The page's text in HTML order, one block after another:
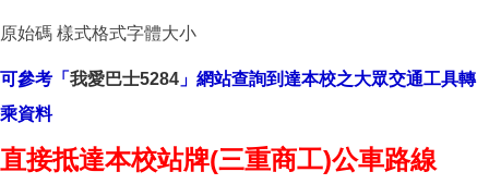
原始碼 樣式格式字體大小
可參考「 我愛巴士5284 」網站查詢到達本校之大眾交通工具轉
乘資料
直接抵達本校站牌(三重商工)公車路線